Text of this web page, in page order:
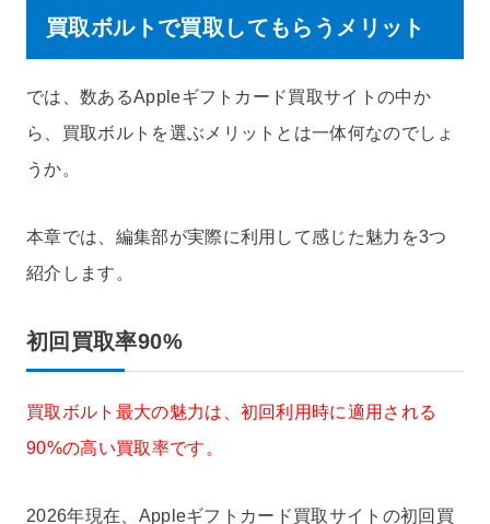
買取ボルトで買取してもらうメリット
では、数あるAppleギフトカード買取サイトの中か
ら、買取ボルトを選ぶメリットとは一体何なのでしょ
うか。
本章では、編集部が実際に利用して感じた魅力を3つ
紹介します。
初回買取率90%
買取ボルト最大の魅力は、初回利用時に適用される
90%の高い買取率です。
2026年現在、Appleギフトカード買取サイトの初回買